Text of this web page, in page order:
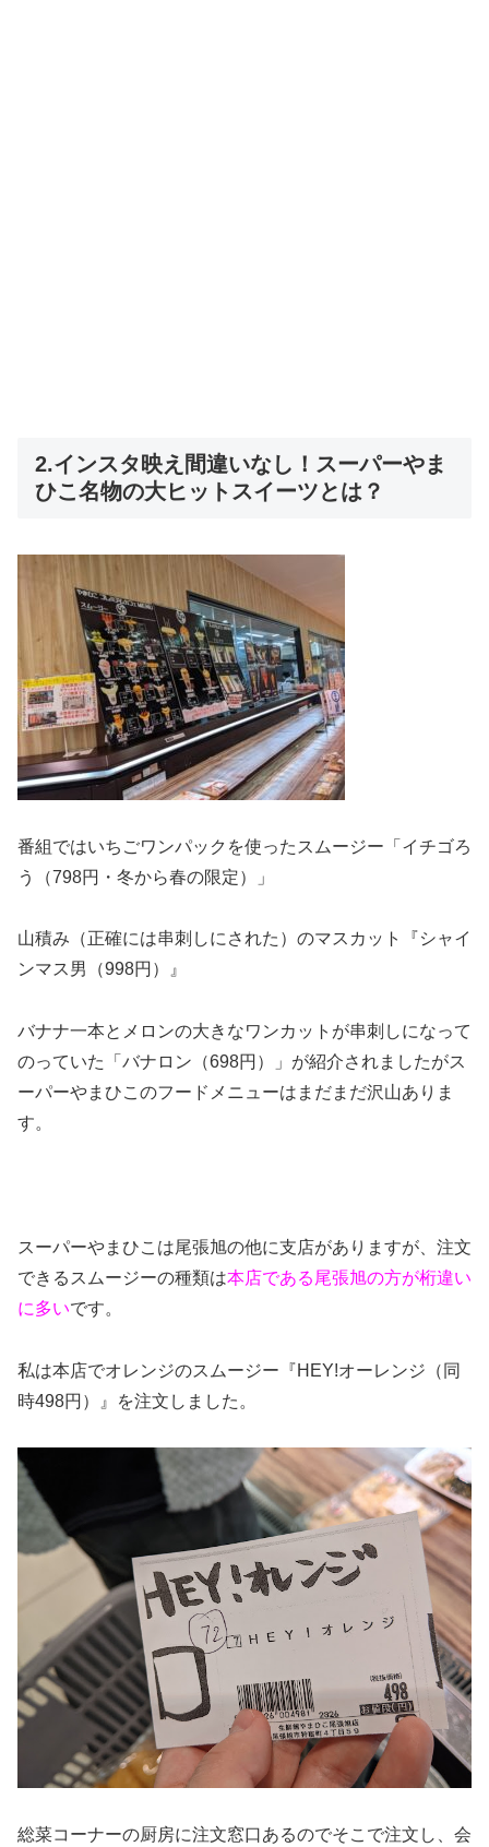
2.インスタ映え間違いなし！スーパーやま
ひこ名物の大ヒットスイーツとは？
番組ではいちごワンパックを使ったスムージー「イチゴろ
う（798円・冬から春の限定）」
山積み（正確には串刺しにされた）のマスカット『シャイ
ンマス男（998円）』
バナナ一本とメロンの大きなワンカットが串刺しになって
のっていた「バナロン（698円）」が紹介されましたがス
ーパーやまひこのフードメニューはまだまだ沢山ありま
す。
スーパーやまひこは尾張旭の他に支店がありますが、注文
できるスムージーの種類は本店である尾張旭の方が桁違い
に多いです。
私は本店でオレンジのスムージー『HEY!オーレンジ（同
時498円）』を注文しました。
総菜コーナーの厨房に注文窓口あるのでそこで注文し、会